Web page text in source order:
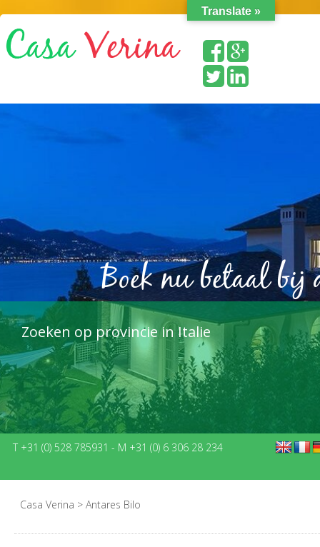
Zoeken op provincie in Italie
Boek nu betaal bij
T +31 (0) 528 785931 - M +31 (0) 6 306 28 234
Casa Verina > Antares Bilo
Translate »